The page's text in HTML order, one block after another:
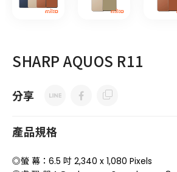
SHARP AQUOS R11
分享
產品規格
◎螢 幕：6.5 吋 2,340 x 1,080 Pixels